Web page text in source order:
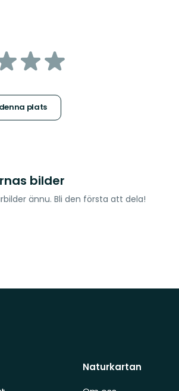
plats
bilder
ännu. Bli den första att dela!
Naturkartan